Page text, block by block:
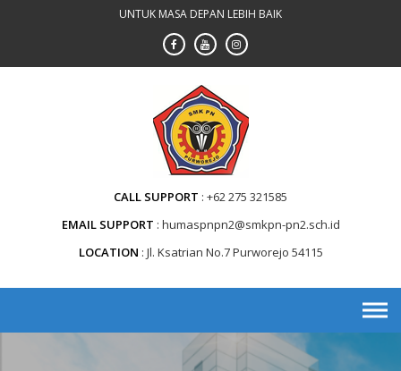
UNTUK MASA DEPAN LEBIH BAIK
CALL SUPPORT +62 275 321585
EMAIL SUPPORT humaspnpn2@smkpn-pn2.sch.id
LOCATION Jl. Ksatrian No.7 Purworejo 54115